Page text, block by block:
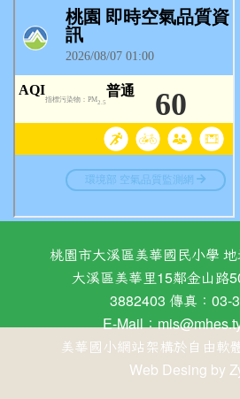
桃園市大溪區美華國民小學
大溪區美華里15鄰金山路
3882403 傳真：03-
E-Mail：
美華國小網站架構於自由軟
Web Desing by